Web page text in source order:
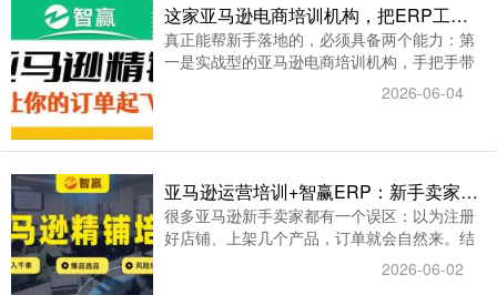
这家亚马逊电商培训机构，把ERP工具和实战教学完美融合
真正能帮新手落地的，必须具备两个能力：第
一是实战型的亚马逊电商培训机构，手把手带
完整个流程；第二是高效的ERP工具，把繁琐
操作自动化。而目前市面上，真正把两者合二
2026-06-04
亚马逊运营培训+智赢ERP：新手卖家快速上手亚马逊的破局之道
很多亚马逊新手卖家都有一个误区：以为注册
好店铺、上架几个产品，订单就会自然来。结
果运营了几个月，广告费花了不少，出单却寥
寥无几，甚至还踩了侵权、封号的坑。其实，
2026-06-02